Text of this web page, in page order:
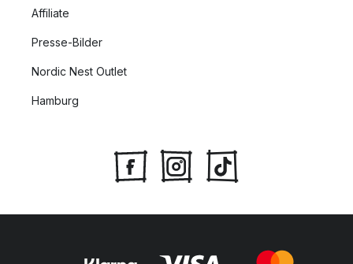
Affiliate
Presse-Bilder
Nordic Nest Outlet
Hamburg